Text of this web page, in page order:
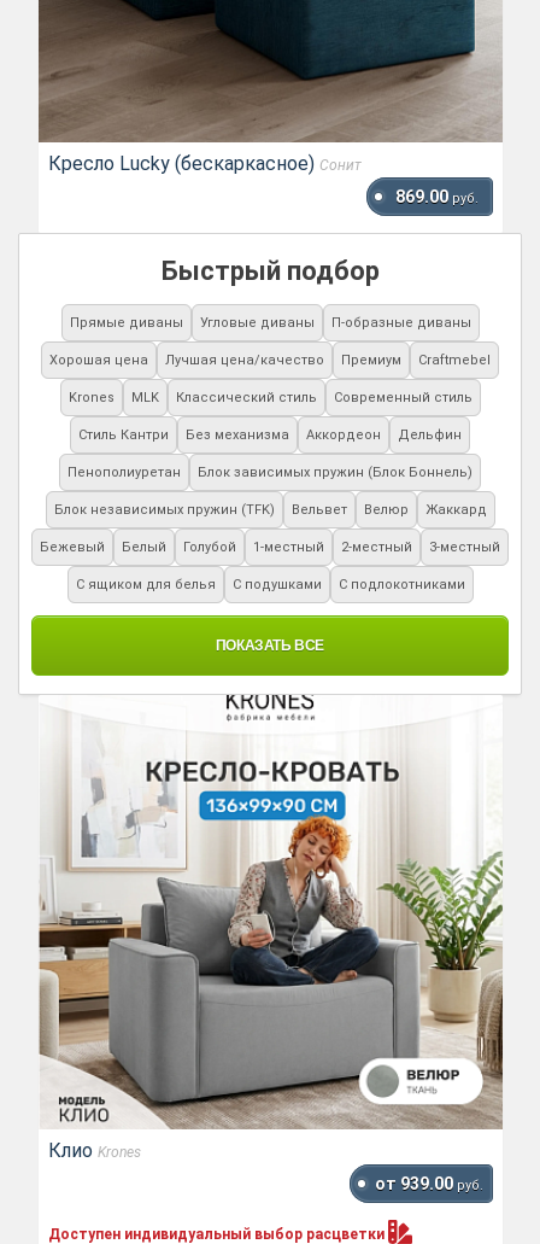
Кресло Lucky (бескаркасное) Сонит
869.00 руб.
Быстрый подбор
Прямые диваны Угловые диваны П-образные диваны
Хорошая цена Лучшая цена/качество Премиум Craftmebel
Krones MLK Классический стиль Современный стиль
Стиль Кантри Без механизма Аккордеон Дельфин
Пенополиуретан Блок зависимых пружин (Блок Боннель)
Блок независимых пружин (TFK) Вельвет Велюр Жаккард
Бежевый Белый Голубой 1-местный 2-местный 3-местный
С ящиком для белья С подушками С подлокотниками
ПОКАЗАТЬ ВСЕ
Клио Krones
от 939.00 руб.
Доступен индивидуальный выбор расцветки